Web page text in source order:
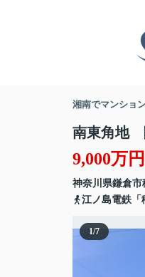
湘南でマンショ
南東角地
9,000万円
神奈川県鎌倉市
江ノ島電鉄「
1/7